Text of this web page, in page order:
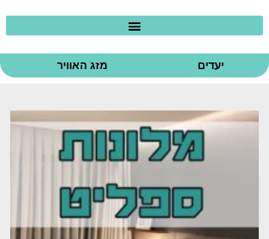
יעדים מזג האוויר